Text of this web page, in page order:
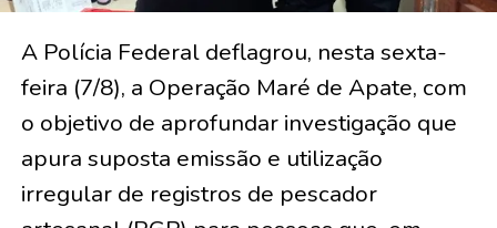
A Polícia Federal deflagrou, nesta sexta-
feira (7/8), a Operação Maré de Apate, com
o objetivo de aprofundar investigação que
apura suposta emissão e utilização
irregular de registros de pescador